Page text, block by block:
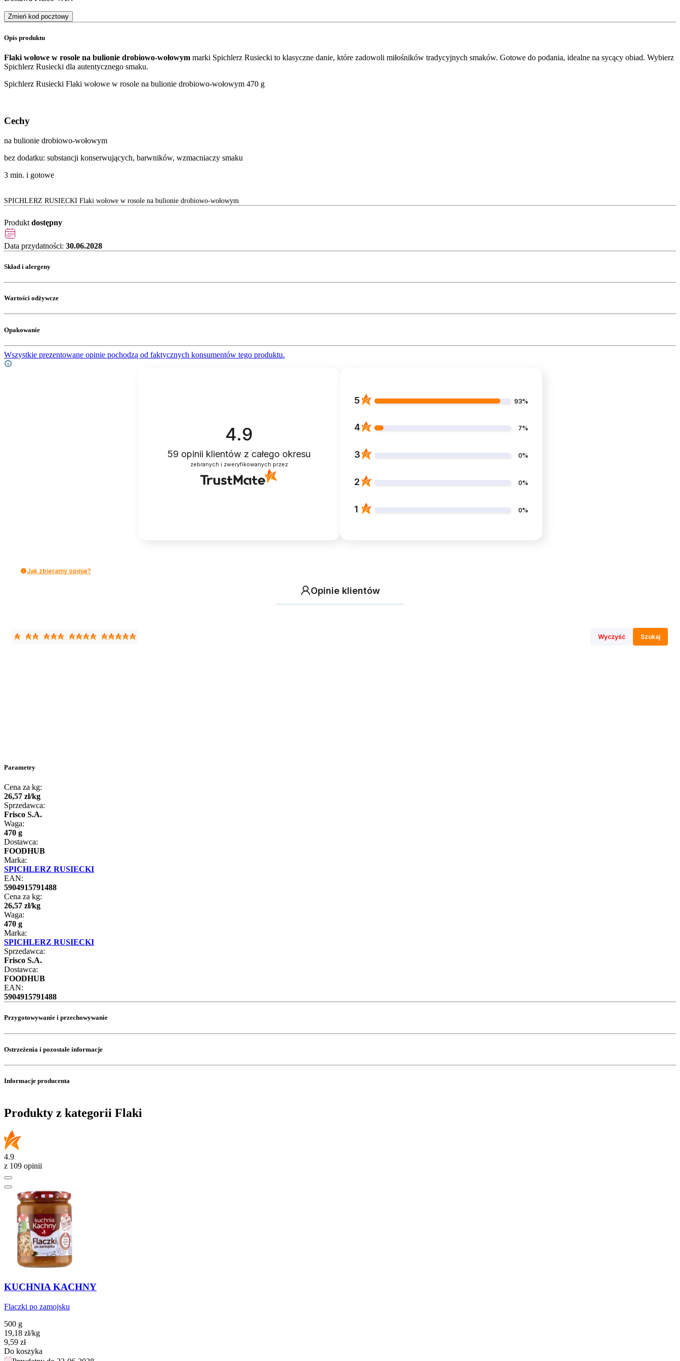
Zmień kod pocztowy
Opis produktu
Flaki wołowe w rosole na bulionie drobiowo-wołowym marki Spichlerz Rusiecki to klasyczne danie, które zadowoli miłośników tradycyjnych smaków. Gotowe do podania, idealne na sycący obiad. Wybierz
Spichlerz Rusiecki dla autentycznego smaku.
Spichlerz Rusiecki Flaki wołowe w rosole na bulionie drobiowo-wołowym 470 g
Cechy
na bulionie drobiowo-wołowym
bez dodatku: substancji konserwujących, barwników, wzmacniaczy smaku
3 min. i gotowe
SPICHLERZ RUSIECKI Flaki wołowe w rosole na bulionie drobiowo-wołowym
Produkt dostępny
Data przydatności: 30.06.2028
Skład i alergeny
Wartości odżywcze
Opakowanie
Wszystkie prezentowane opinie pochodzą od faktycznych konsumentów tego produktu.
4.9
59 opinii klientów z całego okresu
zebranych i zweryfikowanych przez
5 93%
4 7%
3 0%
2 0%
1 0%
Jak zbieramy opinie?
Opinie klientów
Wyczyść Szukaj
Parametry
Cena za kg:
26,57 zł/kg
Sprzedawca:
Frisco S.A.
Waga:
470 g
Dostawca:
FOODHUB
Marka:
SPICHLERZ RUSIECKI
EAN:
5904915791488
Cena za kg:
26,57 zł/kg
Waga:
470 g
Marka:
SPICHLERZ RUSIECKI
Sprzedawca:
Frisco S.A.
Dostawca:
FOODHUB
EAN:
5904915791488
Przygotowywanie i przechowywanie
Ostrzeżenia i pozostałe informacje
Informacje producenta
Produkty z kategorii Flaki
4.9
z 109 opinii
KUCHNIA KACHNY
Flaczki po zamojsku
500 g
19,18 zł/kg
Cena
9,59 zł
Do koszyka